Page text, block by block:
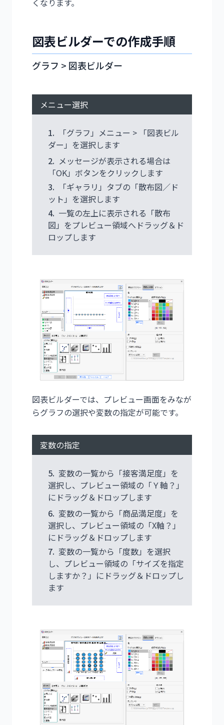
くなります。
図表ビルダーでの作成手順
グラフ > 図表ビルダー
メニュー選択
1.
「グラフ」メニュー > 「図表ビル
ダー」を選択します
2. メッセージが表示される場合は
「OK」ボタンをクリックします
3.
「ギャラリ」タブの「散布図／ド
ット」を選択します
4. 一覧の左上に表示される「散布
図」をプレビュー領域へドラッグ＆ド
ロップします
図表ビルダーでは、プレビュー画面をみなが
らグラフの選択や変数の指定が可能です。
変数の指定
5. 変数の一覧から「接客満足度」を
選択し、プレビュー領域の「Ｙ軸？」
にドラッグ＆ドロップします
6. 変数の一覧から「商品満足度」を
選択し、プレビュー領域の「X軸？」
にドラッグ＆ドロップします
7. 変数の一覧から「度数」を選択
し、プレビュー領域の「サイズを指定
しますか？」にドラッグ＆ドロップし
ます